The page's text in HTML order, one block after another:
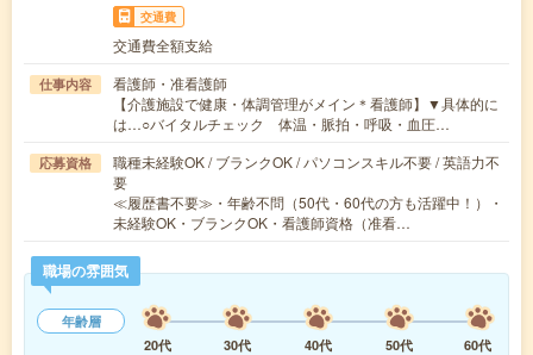
交通費
交通費全額支給
仕事内容
看護師・准看護師
【介護施設で健康・体調管理がメイン＊看護師】▼具体的に
は…○バイタルチェック 体温・脈拍・呼吸・血圧…
応募資格
職種未経験OK / ブランクOK / パソコンスキル不要 / 英語力不
要
≪履歴書不要≫・年齢不問（50代・60代の方も活躍中！）・
未経験OK・ブランクOK・看護師資格（准看…
職場の雰囲気
年齢層
20代
30代 40代 50代
60代